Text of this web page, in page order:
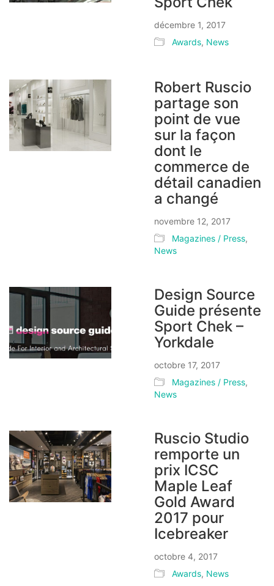
décembre 1, 2017
Awards, News
Robert Ruscio
partage son
point de vue
sur la façon
dont le
commerce de
détail canadien
a changé
novembre 12, 2017
Magazines / Press,
News
Design Source
Guide présente
Sport Chek –
Yorkdale
octobre 17, 2017
Magazines / Press,
News
Ruscio Studio
remporte un
prix ICSC
Maple Leaf
Gold Award
2017 pour
Icebreaker
octobre 4, 2017
Awards, News